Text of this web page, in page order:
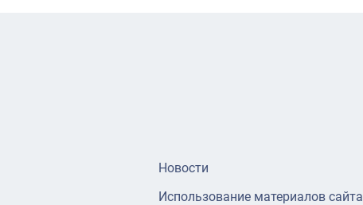
Новости
Использование материалов сайта